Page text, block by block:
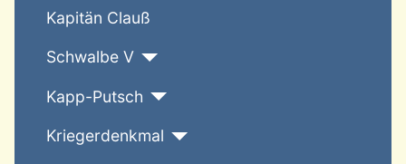
Kapitän Clauß
Schwalbe V
Kapp-Putsch
Kriegerdenkmal